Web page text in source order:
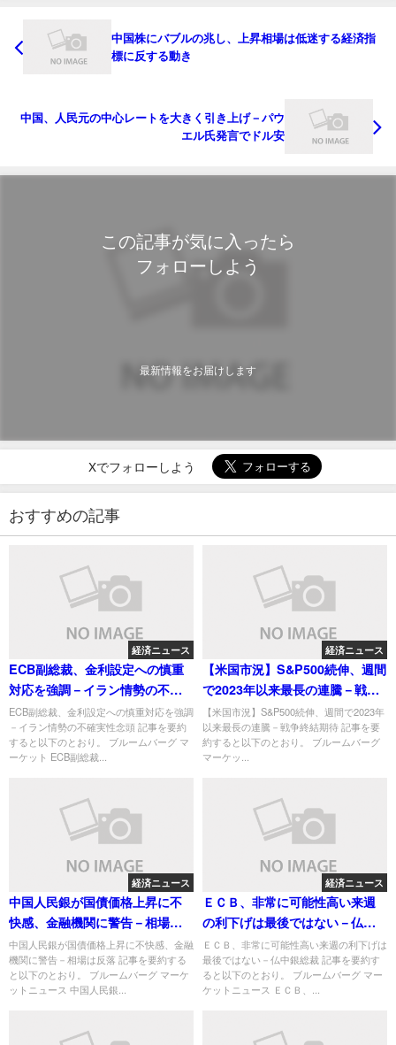
中国株にバブルの兆し、上昇相場は低迷する経済指
標に反する動き
中国、人民元の中心レートを大きく引き上げ－パウ
エル氏発言でドル安
この記事が気に入ったら
フォローしよう
最新情報をお届けします
Xでフォローしよう
おすすめの記事
経済ニュース
ECB副総裁、金利設定への慎重
対応を強調－イラン情勢の不確
実性念頭
ECB副総裁、金利設定への慎重対応を強調
－イラン情勢の不確実性念頭 記事を要約
すると以下のとおり。 ブルームバーグ マ
ーケット ECB副総裁...
経済ニュース
【米国市況】S&P500続伸、週間
で2023年以来最長の連騰－戦争
終結期待
【米国市況】S&P500続伸、週間で2023年
以来最長の連騰－戦争終結期待 記事を要
約すると以下のとおり。 ブルームバーグ
マーケッ...
経済ニュース
中国人民銀が国債価格上昇に不
快感、金融機関に警告－相場は
反落
中国人民銀が国債価格上昇に不快感、金融
機関に警告－相場は反落 記事を要約する
と以下のとおり。 ブルームバーグ マーケ
ットニュース 中国人民銀...
経済ニュース
ＥＣＢ、非常に可能性高い来週
の利下げは最後ではない－仏中
銀総裁
ＥＣＢ、非常に可能性高い来週の利下げは
最後ではない－仏中銀総裁 記事を要約す
ると以下のとおり。 ブルームバーグ マー
ケットニュース ＥＣＢ、...